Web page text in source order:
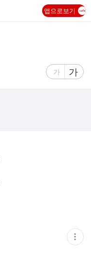
앱으로보기
글
가
글
자
가
현
재